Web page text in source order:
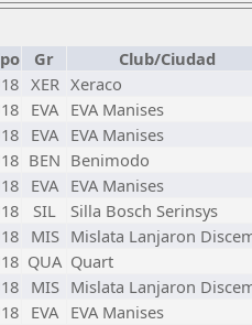
Gr
Club/Ciudad
XER Xeraco
EVA EVA Manises
EVA EVA Manises
BEN Benimodo
EVA EVA Manises
SIL
Silla Bosch Serinsys
MIS Mislata Lanjaron
QUA Quart
MIS Mislata Lanjaron
EVA EVA Manises